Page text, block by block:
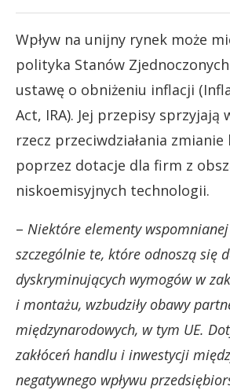
Wpływ na unijny rynek może
polityka Stanów
ustawę o obniżeniu inflacji
Act, IRA). Jej przepisy sprzyjają
rzecz przeciwdziałania
poprzez dotacje dla firm z
niskoemisyjnych technologii.
– Niektóre elementy
szczególnie te, które odnoszą się
dyskryminujących wymogów w
i montażu, wzbudziły obawy
międzynarodowych, w tym UE.
zakłóceń handlu i inwestycji
negatywnego wpływu